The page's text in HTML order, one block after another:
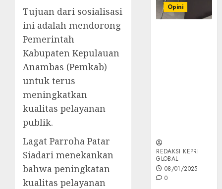
Tujuan dari sosialisasi
ini adalah mendorong
Pemerintah
Kabupaten Kepulauan
Anambas (Pemkab)
untuk terus
meningkatkan
kualitas pelayanan
publik.
Lagat Parroha Patar
Siadari menekankan
bahwa peningkatan
kualitas pelayanan
Opini
REDAKSI KEPRI
GLOBAL
08/01/2025
0